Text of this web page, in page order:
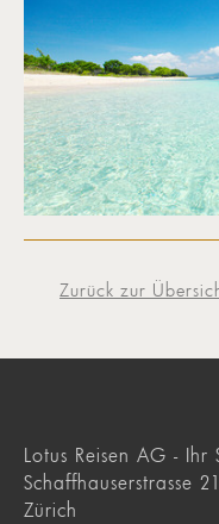
Zurück zur
Lotus Reisen AG - Ihr
Schaffhauserstrasse
Zürich